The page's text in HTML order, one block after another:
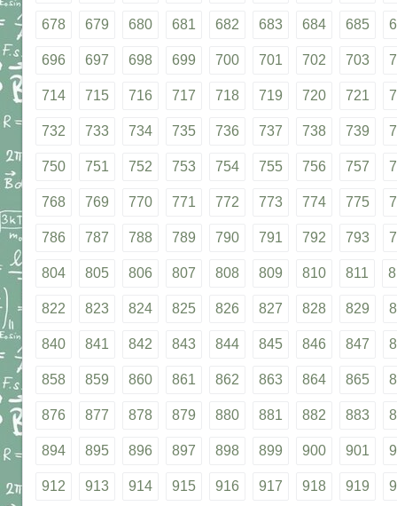
678 679 680 681 682 683 684 685
696 697 698 699 700 701 702 703
714 715 716 717 718 719 720 721
732 733 734 735 736 737 738 739
750 751 752 753 754 755 756 757
768 769 770 771 772 773 774 775
786 787 788 789 790 791 792 793
804 805 806 807 808 809 810 811
822 823 824 825 826 827 828 829
840 841 842 843 844 845 846 847
858 859 860 861 862 863 864 865
876 877 878 879 880 881 882 883
894 895 896 897 898 899 900 901
912 913 914 915 916 917 918 919